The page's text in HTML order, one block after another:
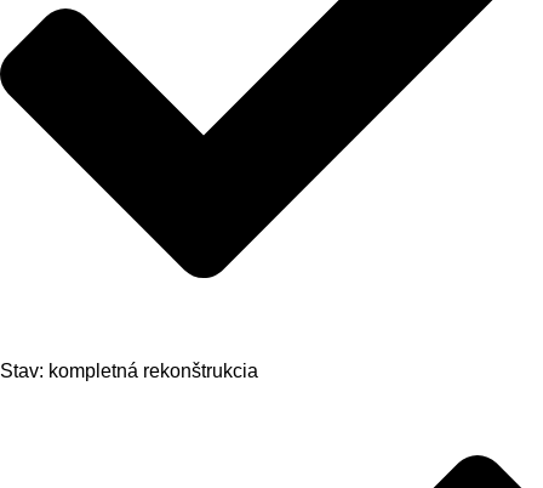
Stav: kompletná rekonštrukcia